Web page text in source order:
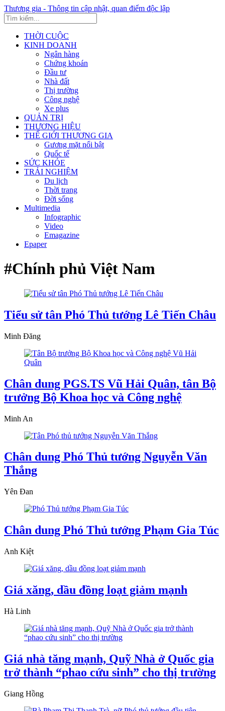
Thương gia - Thông tin cập nhật, quan điểm độc lập
THỜI CUỘC
KINH DOANH
Ngân hàng
Chứng khoán
Đầu tư
Nhà đất
Thị trường
Công nghệ
Xe plus
QUẢN TRỊ
THƯƠNG HIỆU
THẾ GIỚI THƯƠNG GIA
Gương mặt nổi bật
Quốc tế
SỨC KHỎE
TRẢI NGHIỆM
Du lịch
Thời trang
Đời sống
Multimedia
Infographic
Video
Emagazine
Epaper
#Chính phủ Việt Nam
Tiểu sử tân Phó Thủ tướng Lê Tiến Châu
Minh Đăng
Chân dung PGS.TS Vũ Hải Quân, tân Bộ
trưởng Bộ Khoa học và Công nghệ
Minh An
Chân dung Phó Thủ tướng Nguyễn Văn
Thắng
Yên Đan
Chân dung Phó Thủ tướng Phạm Gia Túc
Anh Kiệt
Giá xăng, dầu đồng loạt giảm mạnh
Hà Linh
Giá nhà tăng mạnh, Quỹ Nhà ở Quốc gia
trở thành “phao cứu sinh” cho thị trường
Giang Hồng